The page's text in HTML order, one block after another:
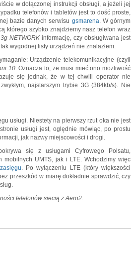
w dołączonej instrukcji obsługi, a jeżeli jej
telefonów i tabletów jest to dość proste,
bazie danych serwisu gsmarena. W górnym
którego szybko znajdziemy nasz telefon wraz
3g NETWORK informację, czy obsługiwana jest
wygodnej listy urządzeń nie znalazłem.
Urządzenie telekomunikacyjne (czyli
10. Oznacza to, że musi mieć ono możliwość
się jednak, że w tej chwili operator nie
najstarszym trybie 3G (384kb/s). Nie
usługi. Niestety na pierwszy rzut oka nie jest
usługi jest, oględnie mówiąc, po prostu
jak nazwy miejscowości i drogi.
się z usługami Cyfrowego Polsatu,
mobilnych UMTS, jak i LTE. Wchodzimy więc
. Po wyłączeniu LTE (który większości
przeszkód w miarę dokładnie sprawdzić, czy
telefonów siecią z Aero2.